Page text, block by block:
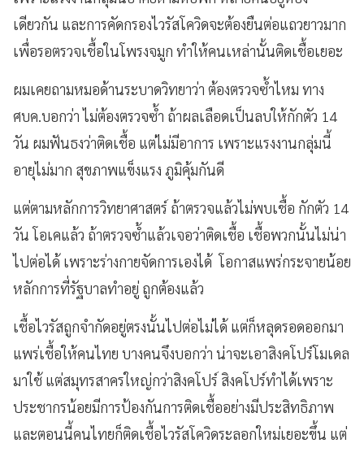
เดียวกัน และการคัดกรองไวรัสโควิดจะต้องยืนต่อแถวยาวมาก
เพื่อรอตรวจเชื้อในโพรงจมูก ทำให้คนเหล่านั้นติดเชื้อเยอะ
ผมเคยถามหมอด้านระบาดวิทยาว่า ต้องตรวจซ้ำไหม ทาง
ศบค.บอกว่า ไม่ต้องตรวจซ้ำ ถ้าผลเลือดเป็นลบให้กักตัว 14
วัน ผมฟันธงว่าติดเชื้อ แต่ไม่มีอาการ เพราะแรงงานกลุ่มนี้
อายุไม่มาก สุขภาพแข็งแรง ภูมิคุ้มกันดี
แต่ตามหลักการวิทยาศาสตร์ ถ้าตรวจแล้วไม่พบเชื้อ กักตัว 14
วัน โอเคแล้ว ถ้าตรวจซ้ำแล้วเจอว่าติดเชื้อ เชื้อพวกนั้นไม่น่า
ไปต่อได้ เพราะร่างกายจัดการเองได้ โอกาสแพร่กระจายน้อย
หลักการที่รัฐบาลทำอยู่ ถูกต้องแล้ว
เชื้อไวรัสถูกจำกัดอยู่ตรงนั้นไปต่อไม่ได้ แต่ก็หลุดรอดออกมา
แพร่เชื้อให้คนไทย บางคนจึงบอกว่า น่าจะเอาสิงคโปร์โมเดล
มาใช้ แต่สมุทรสาครใหญ่กว่าสิงคโปร์ สิงคโปร์ทำได้เพราะ
ประชากรน้อยมีการป้องกันการติดเชื้ออย่างมีประสิทธิภาพ
และตอนนี้คนไทยก็ติดเชื้อไวรัสโควิดระลอกใหม่เยอะขึ้น แต่